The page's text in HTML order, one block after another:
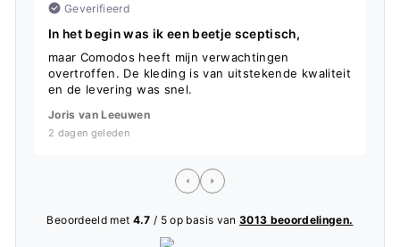
Geverifieerd
In het begin was ik een beetje sceptisch,
maar Comodos heeft mijn verwachtingen
overtroffen. De kleding is van uitstekende kwaliteit
en de levering was snel.
Joris van Leeuwen
2 dagen geleden
Beoordeeld met 4.7 / 5 op basis van 3013 beoordelingen.